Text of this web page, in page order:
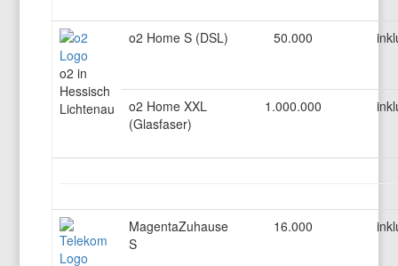
o2 in
Hessisch
Lichtenau
o2 Home S (DSL) 50.000
o2 Home XXL
(Glasfaser)
1.000.000
MagentaZuhause
S
16.000